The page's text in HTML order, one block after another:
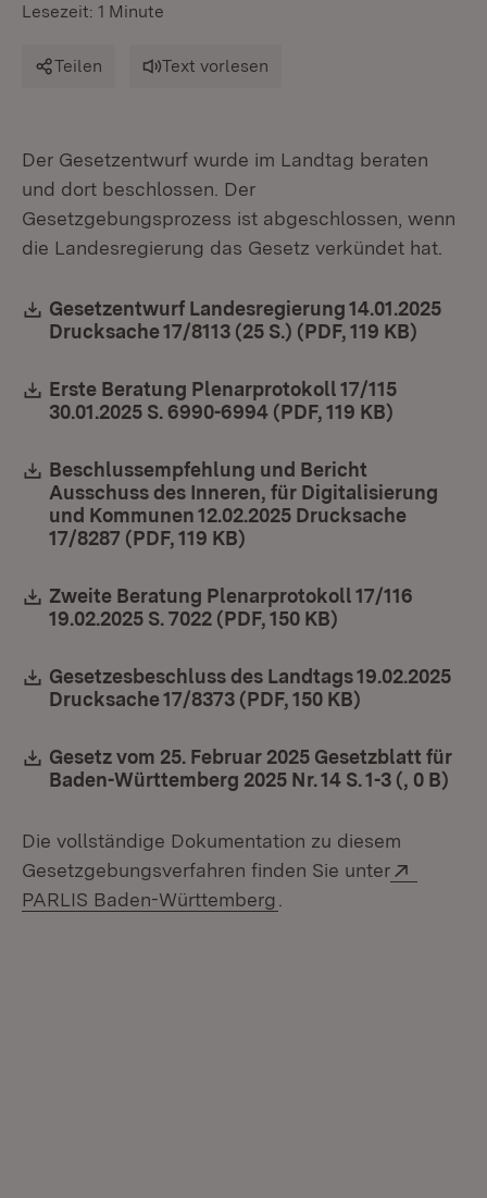
Lesezeit: 1 Minute
Teilen Text vorlesen
Der Gesetzentwurf wurde im Landtag beraten
und dort beschlossen. Der
Gesetzgebungsprozess ist abgeschlossen, wenn
die Landesregierung das Gesetz verkündet hat.
Download:
Gesetzentwurf Landesregierung 14.01.2025
Drucksache 17/8113 (25 S.) (PDF, 119 KB)
Download:
Erste Beratung Plenarprotokoll 17/115
30.01.2025 S. 6990-6994 (PDF, 119 KB)
Download:
Beschlussempfehlung und Bericht
Ausschuss des Inneren, für Digitalisierung
und Kommunen 12.02.2025 Drucksache
17/8287 (PDF, 119 KB)
Download:
Zweite Beratung Plenarprotokoll 17/116
19.02.2025 S. 7022 (PDF, 150 KB)
Download:
Gesetzesbeschluss des Landtags 19.02.2025
Drucksache 17/8373 (PDF, 150 KB)
Download:
Gesetz vom 25. Februar 2025 Gesetzblatt für
Baden-Württemberg 2025 Nr. 14 S. 1-3 (, 0 B)
Die vollständige Dokumentation zu diesem
Gesetzgebungsverfahren finden Sie unter
PARLIS Baden-Württemberg